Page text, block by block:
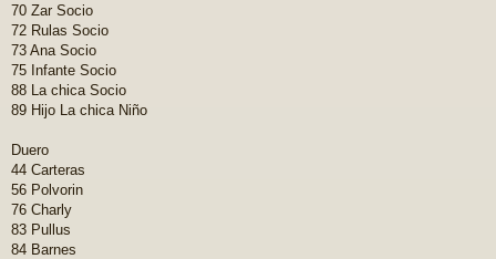
70 Zar Socio
72 Rulas Socio
73 Ana Socio
75 Infante Socio
88 La chica Socio
89 Hijo La chica Niño
Duero
44 Carteras
56 Polvorin
76 Charly
83 Pullus
84 Barnes